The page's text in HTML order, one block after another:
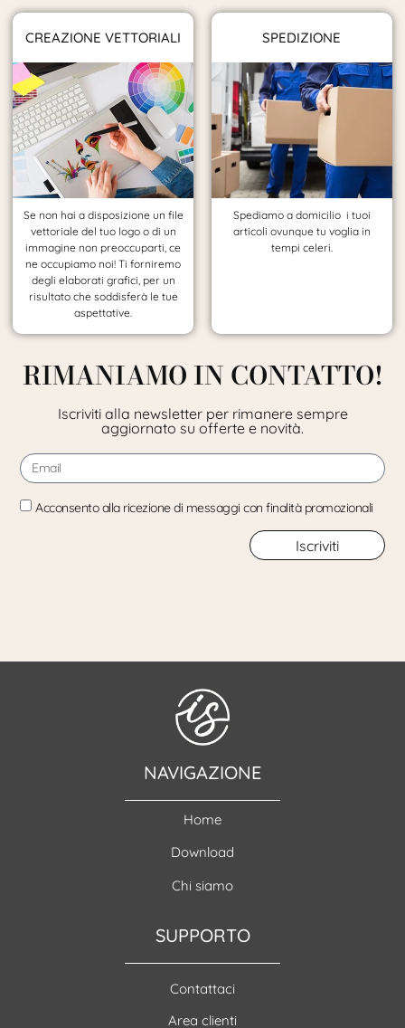
CREAZIONE VETTORIALI
Se non hai a disposizione un file
vettoriale del tuo logo o di un
immagine non preoccuparti, ce
ne occupiamo noi! Ti forniremo
degli elaborati grafici, per un
risultato che soddisferà le tue
aspettative.
SPEDIZIONE
Spediamo a domicilio i tuoi
articoli ovunque tu voglia in
tempi celeri.
RIMANIAMO IN CONTATTO!
Iscriviti alla newsletter per rimanere sempre
aggiornato su offerte e novità.
Acconsento alla ricezione di messaggi con finalità promozionali
Iscriviti
NAVIGAZIONE
Home
Download
Chi siamo
SUPPORTO
Contattaci
Area clienti